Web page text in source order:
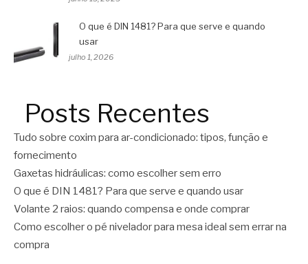
O que é DIN 1481? Para que serve e quando
usar
julho 1, 2026
Posts Recentes
Tudo sobre coxim para ar-condicionado: tipos, função e
fornecimento
Gaxetas hidráulicas: como escolher sem erro
O que é DIN 1481? Para que serve e quando usar
Volante 2 raios: quando compensa e onde comprar
Como escolher o pé nivelador para mesa ideal sem errar na
compra